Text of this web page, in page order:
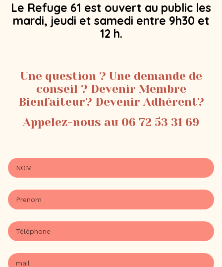
Le Refuge 61 est ouvert au public les
mardi, jeudi et samedi entre 9h30 et
12 h.
Une question ? Une demande de
conseil ? Devenir Membre
Bienfaiteur? Devenir Adhérent?
Appelez-nous au 06 72 53 31 69